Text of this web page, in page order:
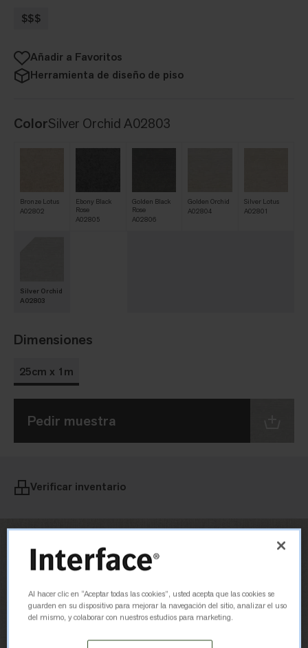
$$$
Añadir a Favoritos
Herramienta de diseño de piso
ColorSilver Orchid A02803
Bronze Lotus
A02802
Ebony Black
Rose
A02805
Golden Black
Rose
A02806
Golden Orchid
A02804
Silver Lotus
A02801
Silver Orchid
A02803
Dimensiones
25cm x 1m
Pedir muestra
Verificar inventario
Al hacer clic en “Aceptar todas las cookies”, usted acepta que las cookies se
guarden en su dispositivo para mejorar la navegación del sitio, analizar el uso
del mismo, y colaborar con nuestros estudios para marketing.